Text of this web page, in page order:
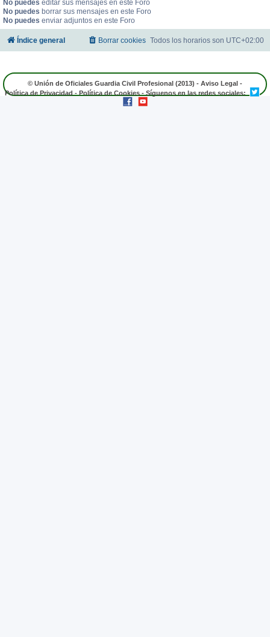
No puedes editar sus mensajes en este Foro
No puedes borrar sus mensajes en este Foro
No puedes enviar adjuntos en este Foro
Índice general Todos los horarios son UTC+02:00
Borrar cookies
© Unión de Oficiales Guardia Civil Profesional (2013) - Aviso Legal -
Política de Privacidad-Política de Cookies- Síguenos en las redes sociales: